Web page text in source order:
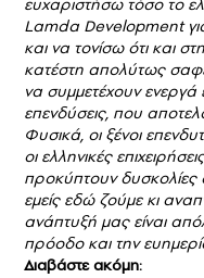
ευχαριστήσω τόσο το
Lamda Development
και να τονίσω ότι και
κατέστη απολύτως σαφές
να συμμετέχουν ενεργά
επενδύσεις, που
Φυσικά, οι ξένοι
οι ελληνικές
προκύπτουν δυσκολίες
εμείς εδώ ζούμε κι
ανάπτυξή μας είναι
πρόοδο και την
Διαβάστε ακόμη: